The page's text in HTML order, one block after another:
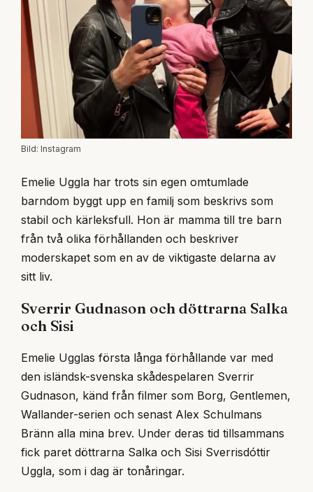
Bild: Instagram
Emelie Uggla har trots sin egen omtumlade
barndom byggt upp en familj som beskrivs som
stabil och kärleksfull. Hon är mamma till tre barn
från två olika förhållanden och beskriver
moderskapet som en av de viktigaste delarna av
sitt liv.
Sverrir Gudnason och döttrarna Salka
och Sisi
Emelie Ugglas första långa förhållande var med
den isländsk-svenska skådespelaren Sverrir
Gudnason, känd från filmer som Borg, Gentlemen,
Wallander-serien och senast Alex Schulmans
Bränn alla mina brev. Under deras tid tillsammans
fick paret döttrarna Salka och Sisi Sverrisdóttir
Uggla, som i dag är tonåringar.